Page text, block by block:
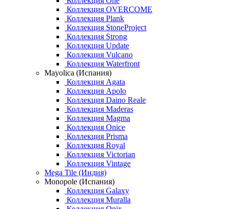
Коллекция OVERCOME
Коллекция Plank
Коллекция StoneProject
Коллекция Strong
Коллекция Update
Коллекция Vulcano
Коллекция Waterfront
Mayolica (Испания)
Коллекция Agata
Коллекция Apolo
Коллекция Daino Reale
Коллекция Maderas
Коллекция Magma
Коллекция Onice
Коллекция Prisma
Коллекция Royal
Коллекция Victorian
Коллекция Vintage
Mega Tile (Индия)
Monopole (Испания)
Коллекция Galaxy
Коллекция Muralla